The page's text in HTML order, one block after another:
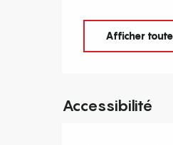
Afficher
Accessibilité